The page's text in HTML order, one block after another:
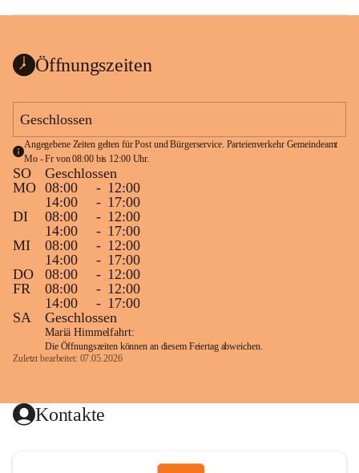
Öffnungszeiten
Geschlossen
Angegebene Zeiten gelten für Post und Bürgerservice. Parteienverkehr Gemeindeamt
Mo - Fr von 08:00 bis 12:00 Uhr.
SO
Geschlossen
MO 08:00 - 12:00
14:00
- 17:00
DI
08:00 - 12:00
14:00
- 17:00
MI
08:00 - 12:00
14:00
- 17:00
DO
08:00 - 12:00
FR
08:00 - 12:00
14:00
- 17:00
SA
Geschlossen
Mariä Himmelfahrt:
Die Öffnungszeiten können an diesem Feiertag abweichen.
Zuletzt bearbeitet: 07.05.2026
Kontakte